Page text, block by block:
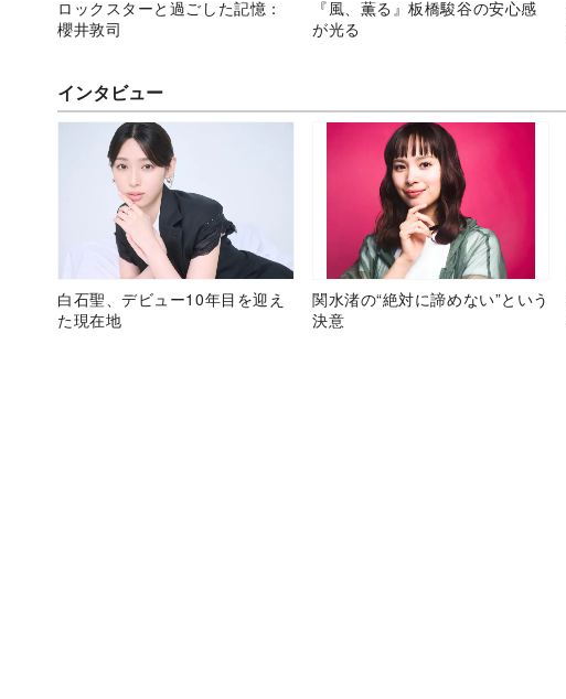
ロックスターと過ごした記憶：
櫻井敦司
『風、薫る』板橋駿谷の安心感
が光る
インタビュー
白石聖、デビュー10年目を迎え
た現在地
関水渚の“絶対に諦めない”という
決意